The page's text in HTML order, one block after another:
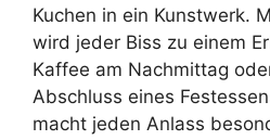
Kuchen in ein Kunstwerk.
wird jeder Biss zu einem
Kaffee am Nachmittag
Abschluss eines
macht jeden Anlass